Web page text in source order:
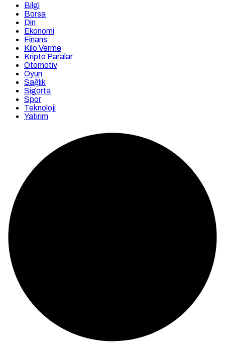
Bilgi
Borsa
Din
Ekonomi
Finans
Kilo Verme
Kripto Paralar
Otomotiv
Oyun
Sağlık
Sigorta
Spor
Teknoloji
Yatırım